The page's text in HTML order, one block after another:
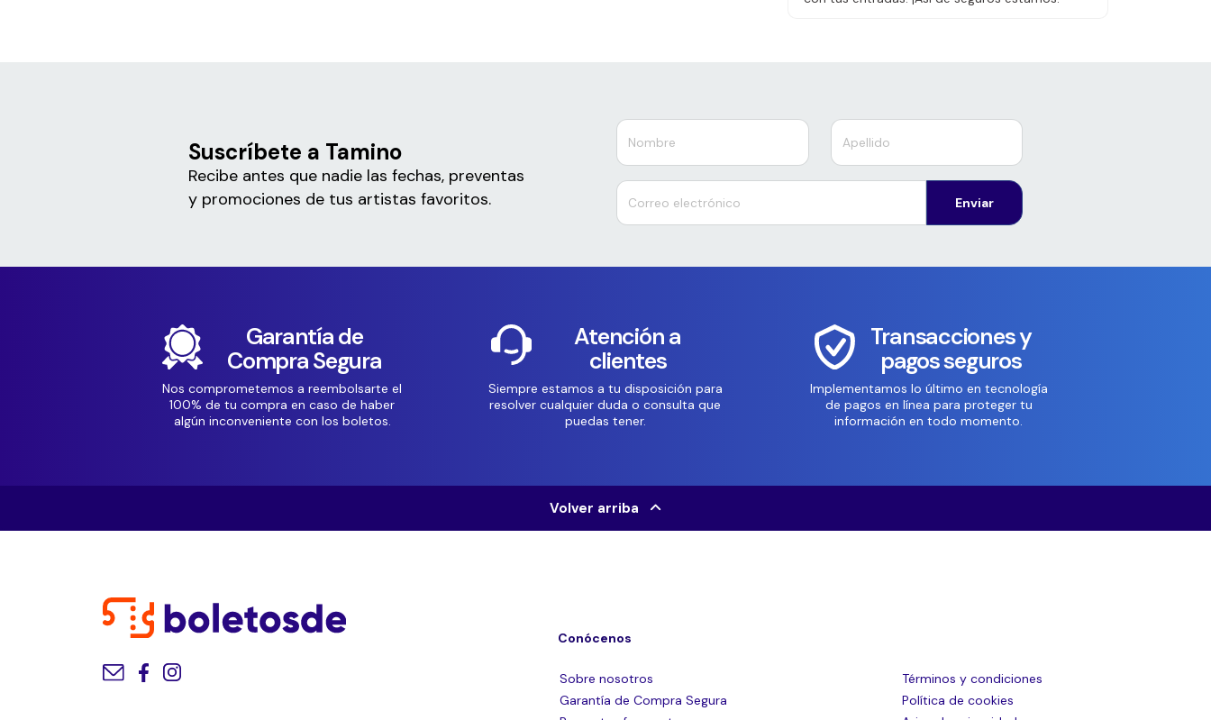
Suscríbete a Tamino
Recibe antes que nadie las fechas, preventas
y promociones de tus artistas favoritos.
Enviar
Garantía de
Compra Segura
Nos comprometemos a reembolsarte el
100% de tu compra en caso de haber
algún inconveniente con los boletos.
Atención a
clientes
Siempre estamos a tu disposición para
resolver cualquier duda o consulta que
puedas tener.
Transacciones y
pagos seguros
Implementamos lo último en tecnología
de pagos en línea para proteger tu
información en todo momento.
Volver arriba
Conócenos
Sobre nosotros
Garantía de Compra Segura
Términos y condiciones
Política de cookies